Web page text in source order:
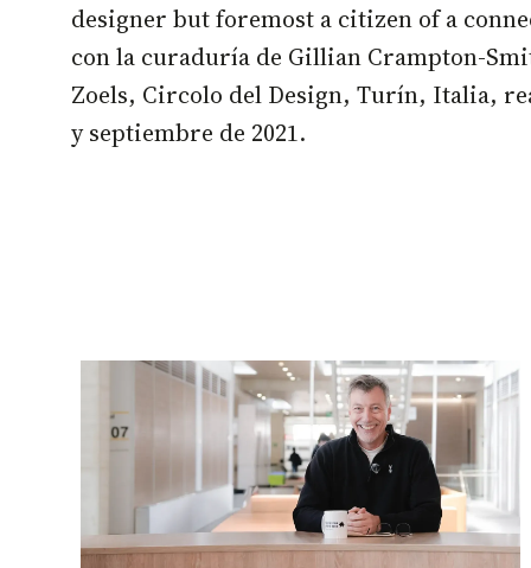
designer but foremost a citizen of a
con la curaduría de Gillian Crampton-
Zoels, Circolo del Design, Turín, Italia,
y septiembre de 2021.